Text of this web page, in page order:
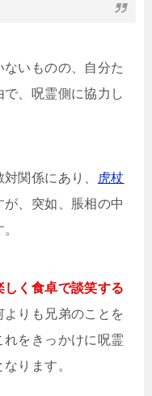
いものの、自分た
、呪霊側に協力し
関係にあり、
虎杖
、突如、脹相の中
しく食卓で談笑する
よりも兄弟のことを
をきっかけに呪霊
ります。